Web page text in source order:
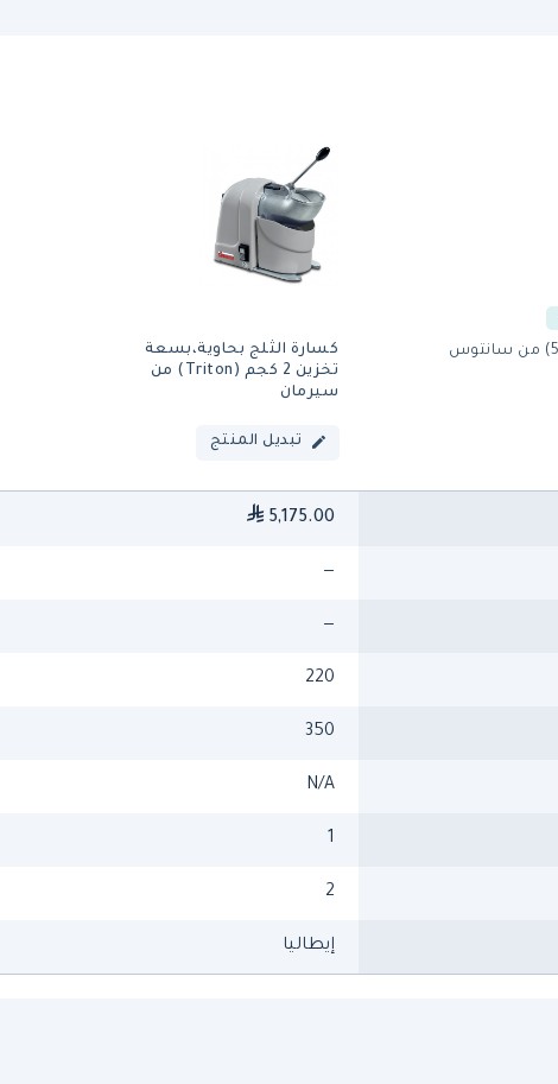
كسارة الثلج بحاوية،بسعة
تخزين 2 كجم (Triton) من
سيرمان
تبديل المنتج
5,175.00
—
—
220
350
N/A
1
2
إيطاليا